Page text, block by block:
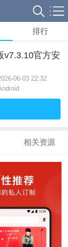
排行
v7.3.10官方安
06-03 22:32
相关资源